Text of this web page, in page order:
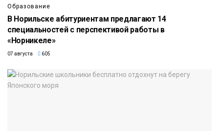
Образование
В Норильске абитуриентам предлагают 14
специальностей с перспективой работы в
«Норникеле»
07 августа 605